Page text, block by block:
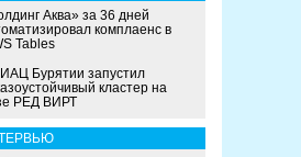
Аква» за 36 дней
комплаенс в
Tables
Бурятии запустил
кластер на
РЕД ВИРТ